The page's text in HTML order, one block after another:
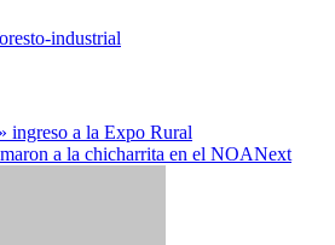
industrial
ingreso a la Expo Rural
a la chicharrita en el NOANext